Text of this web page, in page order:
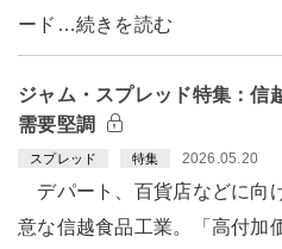
ード…続きを読む
ジャム・スプレッド特集：
需要堅調
スプレッド 特集 2026.05.20
デパート、百貨店などに向
意な信越食品工業。「高付加